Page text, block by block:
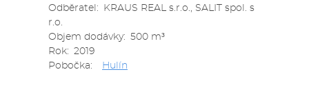
Odběratel
KRAUS REAL s.r.o., SALIT spol. s
r.o.
Objem dodávky
500 m³
Rok
2019
Pobočka
Hulín